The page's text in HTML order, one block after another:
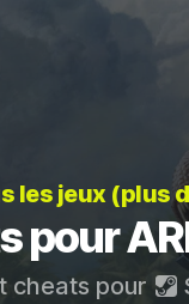
les jeux (plus
pour
cheats pour